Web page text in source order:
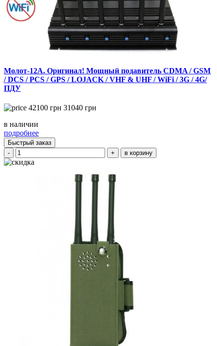
Молот-12А. Оригинал! Мощный подавитель CDMA / GSM
/ DCS / PCS / GPS / LOJACK / VHF & UHF / WiFi / 3G / 4G/
ПДУ
42100 грн 31040 грн
в наличии
подробнее
Быстрый заказ
-
+ в корзину